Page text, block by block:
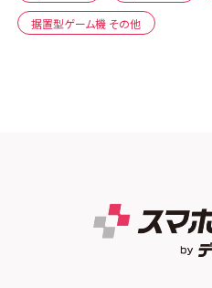
据置型ゲーム機 その他